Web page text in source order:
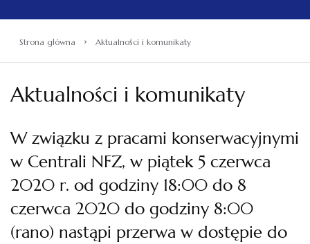
Strona główna › Aktualności i komunikaty
Aktualności i komunikaty
W związku z pracami konserwacyjnymi
w Centrali NFZ, w piątek 5 czerwca
2020 r. od godziny 18:00 do 8
czerwca 2020 do godziny 8:00
(rano) nastąpi przerwa w dostępie do